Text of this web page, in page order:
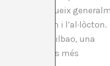
o no-, produeix
l’autòcton i l’al·lòcton.
de Bilbao, una
bascos més